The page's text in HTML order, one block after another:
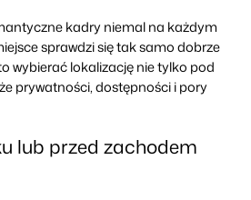
kadry niemal na każdym
sprawdzi się tak samo dobrze
wybierać lokalizację nie tylko pod
prywatności, dostępności i pory
lub przed zachodem